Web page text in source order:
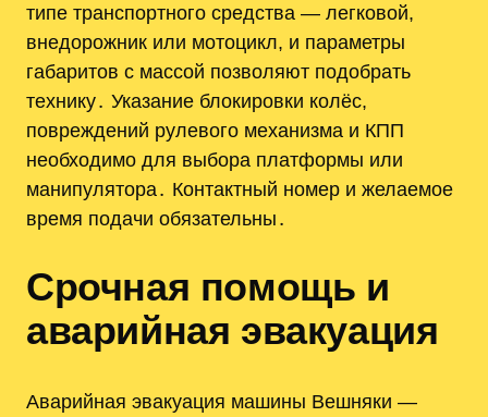
типе транспортного средства — легковой,
внедорожник или мотоцикл, и параметры
габаритов с массой позволяют подобрать
технику․ Указание блокировки колёс,
повреждений рулевого механизма и КПП
необходимо для выбора платформы или
манипулятора․ Контактный номер и желаемое
время подачи обязательны․
Срочная помощь и
аварийная эвакуация
Аварийная эвакуация машины Вешняки —